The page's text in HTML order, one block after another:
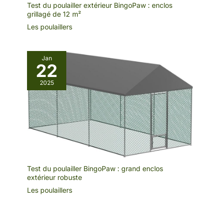
Test du poulailler extérieur BingoPaw : enclos
grillagé de 12 m²
Les poulaillers
Jan
22
2025
Test du poulailler BingoPaw : grand enclos
extérieur robuste
Les poulaillers